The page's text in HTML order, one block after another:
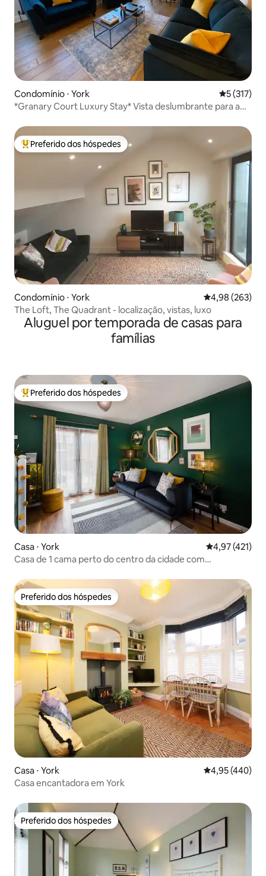
Condomínio ⋅ York 5 de uma
5 (317)
*Granary Court Luxury Stay* Vista deslumbrante para a
Entre os melhores preferidos dos hóspedes
Preferido dos hóspedes
Condomínio ⋅ York 4,98 de uma
4,98 (263)
The Loft, The Quadrant - localização, vistas, luxo
Aluguel por temporada de casas para
famílias
Entre os melhores preferidos dos hóspedes
Preferido dos hóspedes
Casa ⋅ York 4,97 de uma
4,97 (421)
Casa de 1 cama perto do centro da cidade com
Preferido dos hóspedes
Preferido dos hóspedes
Casa ⋅ York 4,95 de uma
4,95 (440)
Casa encantadora em York
Preferido dos hóspedes
Preferido dos hóspedes